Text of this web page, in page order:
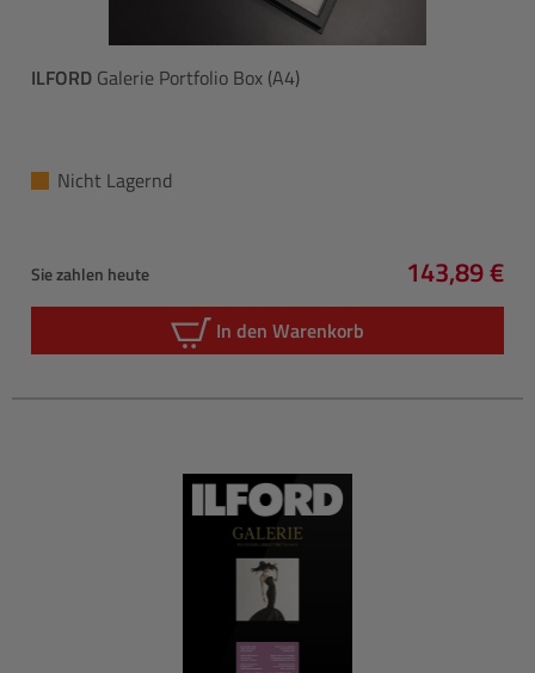
ILFORD Galerie Portfolio Box (A4)
Nicht Lagernd
Sie zahlen heute
Regulärer
143,89 €
In den Warenkorb